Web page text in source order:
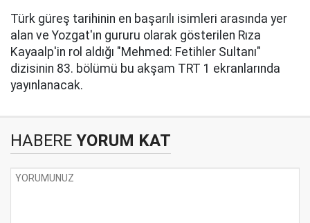
Türk güreş tarihinin en başarılı isimleri arasında yer
alan ve Yozgat'ın gururu olarak gösterilen Rıza
Kayaalp'in rol aldığı "Mehmed: Fetihler Sultanı"
dizisinin 83. bölümü bu akşam TRT 1 ekranlarında
yayınlanacak.
HABERE YORUM KAT